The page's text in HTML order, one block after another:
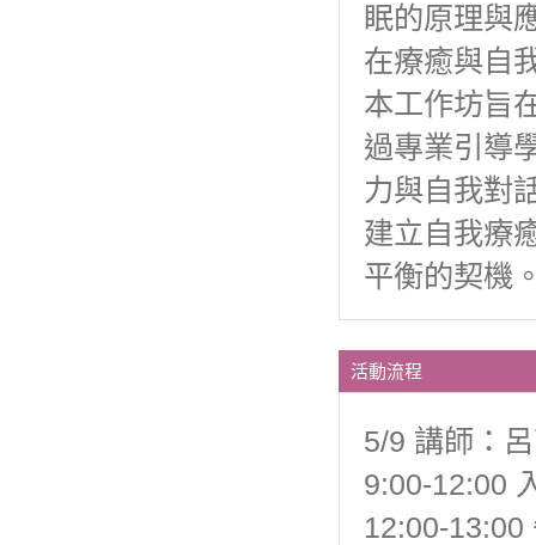
眠的原理與
在療癒與自
本工作坊旨
過專業引導
力與自我對
建立自我療
平衡的契機
活動流程
5/9 講師：
9:00-12:00
12:00-13:00